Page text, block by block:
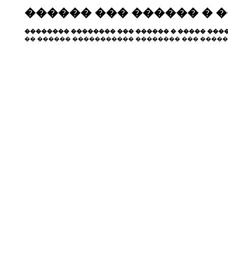
������ ��� ������ �
�������� �������� ��� ������ � �����
�� ������ ����������� �������� ���